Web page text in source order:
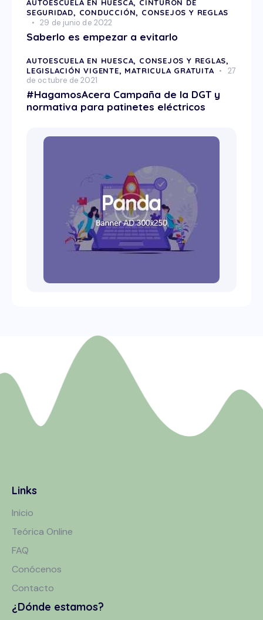
AUTOESCUELA EN HUESCA, CINTURÓN DE
SEGURIDAD, CONDUCCIÓN, CONSEJOS Y REGLAS
29 de junio de 2022
Saberlo es empezar a evitarlo
AUTOESCUELA EN HUESCA, CONSEJOS Y REGLAS,
LEGISLACIÓN VIGENTE, MATRICULA GRATUITA
27
de octubre de 2021
#HagamosAcera Campaña de la DGT y
normativa para patinetes eléctricos
Links
Inicio
Teórica Online
FAQ
Conócenos
Contacto
¿Dónde estamos?